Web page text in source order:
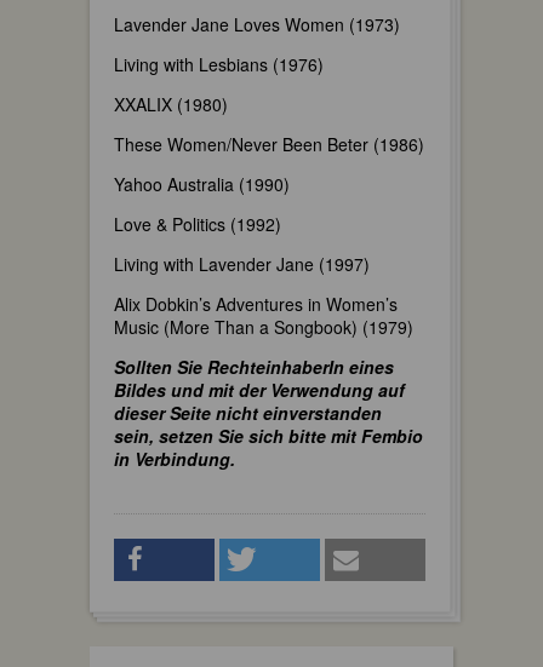
Lavender Jane Loves Women (1973)
Living with Lesbians (1976)
XXALIX (1980)
These Women/Never Been Beter (1986)
Yahoo Australia (1990)
Love & Politics (1992)
Living with Lavender Jane (1997)
Alix Dobkin’s Adventures in Women’s
Music (More Than a Songbook) (1979)
Sollten Sie RechteinhaberIn eines
Bildes und mit der Verwendung auf
dieser Seite nicht einverstanden
sein, setzen Sie sich bitte mit Fembio
in Verbindung.